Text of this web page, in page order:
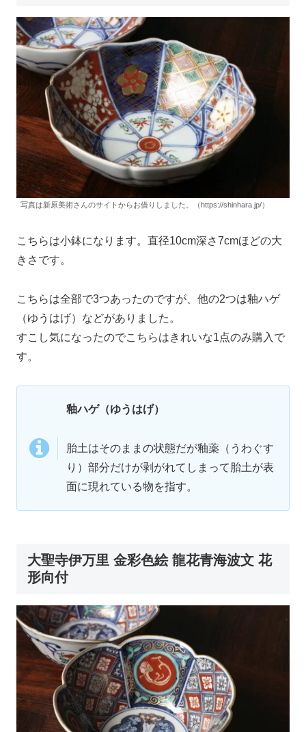
写真は新原美術さんのサイトからお借りしました。（https://shinhara.jp/）
こちらは小鉢になります。直径10cm深さ7cmほどの大
きさです。
こちらは全部で3つあったのですが、他の2つは釉ハゲ
（ゆうはげ）などがありました。
すこし気になったのでこちらはきれいな1点のみ購入で
す。
釉ハゲ（ゆうはげ）
胎土はそのままの状態だが釉薬（うわぐす
り）部分だけが剥がれてしまって胎土が表
面に現れている物を指す。
大聖寺伊万里 金彩色絵 龍花青海波文 花
形向付